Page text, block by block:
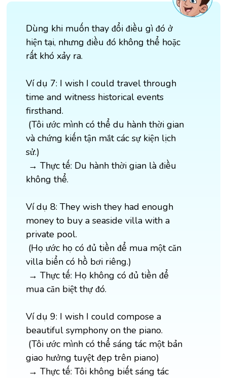
Dùng khi muốn thay đổi điều gì đó ở
hiện tại, nhưng điều đó không thể hoặc
rất khó xảy ra.
Ví dụ 7: I wish I could travel through
time and witness historical events
firsthand.
(Tôi ước mình có thể du hành thời gian
và chứng kiến tận mắt các sự kiện lịch
sử.)
→ Thực tế: Du hành thời gian là điều
không thể.
Ví dụ 8: They wish they had enough
money to buy a seaside villa with a
private pool.
(Họ ước họ có đủ tiền để mua một căn
villa biển có hồ bơi riêng.)
→ Thực tế: Họ không có đủ tiền để
mua căn biệt thự đó.
Ví dụ 9: I wish I could compose a
beautiful symphony on the piano.
(Tôi ước mình có thể sáng tác một bản
giao hưởng tuyệt đẹp trên piano)
→ Thực tế: Tôi không biết sáng tác